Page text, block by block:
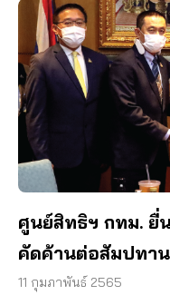
ศูนย์สิทธิฯ กทม. ยื่
คัดค้านต่อสัมปทาน
11 กุมภาพันธ์ 2565